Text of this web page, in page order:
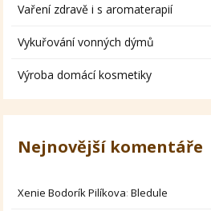
Vaření zdravě i s aromaterapií
Vykuřování vonných dýmů
Výroba domácí kosmetiky
Nejnovější komentáře
Xenie Bodorík Pilíkova:Bledule